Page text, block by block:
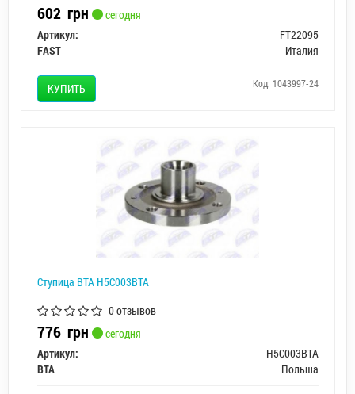
602 грн
сегодня
Артикул:
FT22095
FAST
Италия
КУПИТЬ Код: 1043997-24
Ступица BTA H5C003BTA
0 отзывов
776 грн
сегодня
Артикул:
H5C003BTA
BTA
Польша